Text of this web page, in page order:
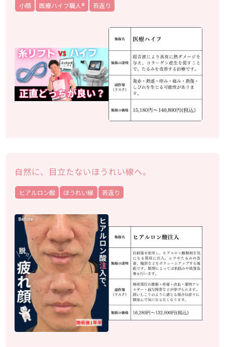
小顔
医療ハイフ職人® 若返り
自然に、目立たないほうれい線へ。
ヒアルロン酸 ほうれい線 若返り